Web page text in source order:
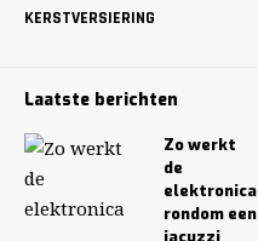
KERSTVERSIERING
Laatste berichten
Zo werkt
de
elektronica
rondom een
jacuzzi